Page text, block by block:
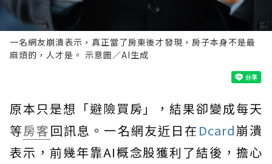
一名網友崩潰表示，真正當了房東後才發現，房子本身不是最
麻煩的，人才是。 示意圖／AI生成
原本只是想「避險買房」，結果卻變成每天
等房客回訊息。一名網友近日在 Dcard崩潰
表示，前幾年靠AI概念股獲利了結後，擔心